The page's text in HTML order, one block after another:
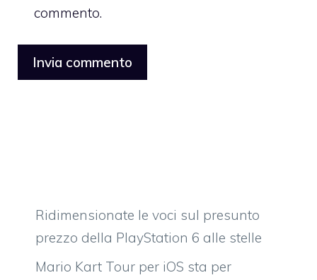
commento.
Ridimensionate le voci sul presunto
prezzo della PlayStation 6 alle stelle
Mario Kart Tour per iOS sta per